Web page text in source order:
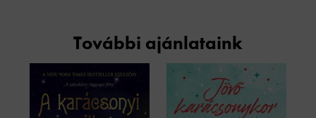
További ajánlataink